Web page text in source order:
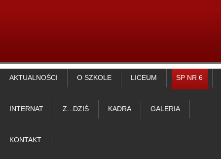
AKTUALNOŚCI O SZKOLE LICEUM SP NR 6
INTERNAT Z...DZIŚ KADRA GALERIA
KONTAKT